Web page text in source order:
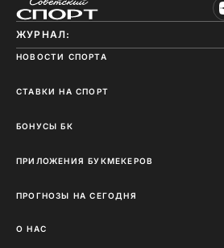
ЖУРНАЛ:
НОВОСТИ СПОРТА
СТАВКИ НА СПОРТ
БОНУСЫ БК
ПРИЛОЖЕНИЯ БУКМЕКЕРОВ
ПРОГНОЗЫ НА СЕГОДНЯ
О НАС